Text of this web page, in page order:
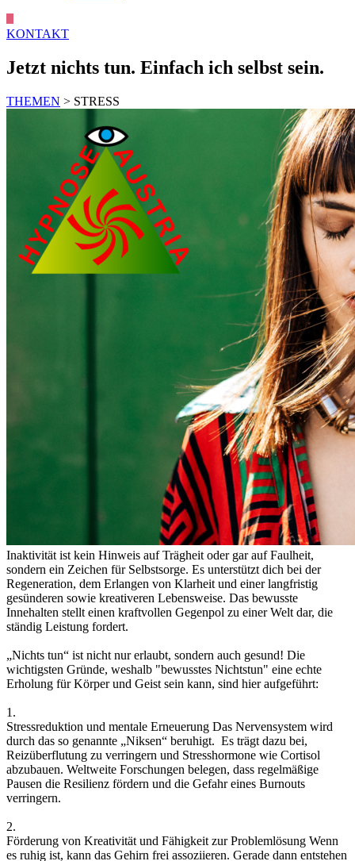
KONTAKT
Jetzt nichts tun. Einfach ich selbst sein.
THEMEN > STRESS
Inaktivität ist kein Hinweis auf Trägheit oder gar auf Faulheit,
sondern ein Zeichen für Selbstsorge. Es unterstützt dich bei der
Regeneration, dem Erlangen von Klarheit und einer langfristig
gesünderen sowie kreativeren Lebensweise. Das bewusste
Innehalten stellt einen kraftvollen Gegenpol zu einer Welt dar, die
ständig Leistung fordert.
„Nichts tun“ ist nicht nur erlaubt, sondern auch gesund! Die
wichtigsten Gründe, weshalb "bewusstes Nichtstun" eine echte
Erholung für Körper und Geist sein kann, sind hier aufgeführt:
1.
Stressreduktion und mentale Erneuerung Das Nervensystem wird
durch das so genannte „Niksen“ beruhigt. Es trägt dazu bei,
Reizüberflutung zu verringern und Stresshormone wie Cortisol
abzubauen. Weltweite Forschungen belegen, dass regelmäßige
Pausen die Resilienz fördern und die Gefahr eines Burnouts
verringern.
2.
Förderung von Kreativität und Fähigkeit zur Problemlösung Wenn
es ruhig ist, kann das Gehirn frei assoziieren. Gerade dann entstehen